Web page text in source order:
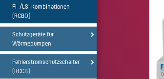
FI-/LS-Kombinationen
(RCBO)
Schutzgeräte für
Wärmepumpen
Fehlerstromschutzschalter
(RCCB)